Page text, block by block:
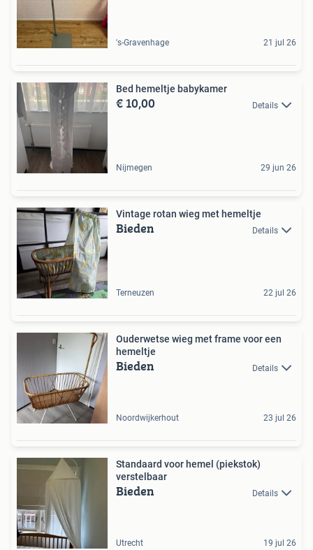
's-Gravenhage 21 jul 26
Bed hemeltje babykamer
€ 10,00 Details
Nijmegen 29 jun 26
Vintage rotan wieg met hemeltje
Bieden Details
Terneuzen 22 jul 26
Ouderwetse wieg met frame voor een
hemeltje
Bieden Details
Noordwijkerhout 23 jul 26
Standaard voor hemel (piekstok)
verstelbaar
Bieden Details
Utrecht 19 jul 26